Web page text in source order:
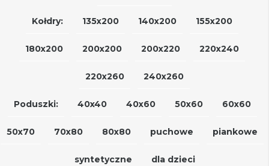
Kołdry: 135x200 140x200 155x200
180x200 200x200 200x220 220x240
220x260 240x260
Poduszki: 40x40 40x60 50x60 60x60
50x70 70x80 80x80 puchowe piankowe
syntetyczne dla dzieci